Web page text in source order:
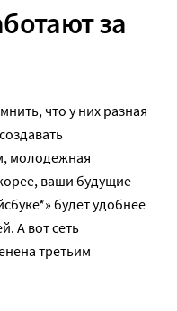
за
что у них разная
молодежная
ваши будущие
будет удобнее
А вот сеть
третьим